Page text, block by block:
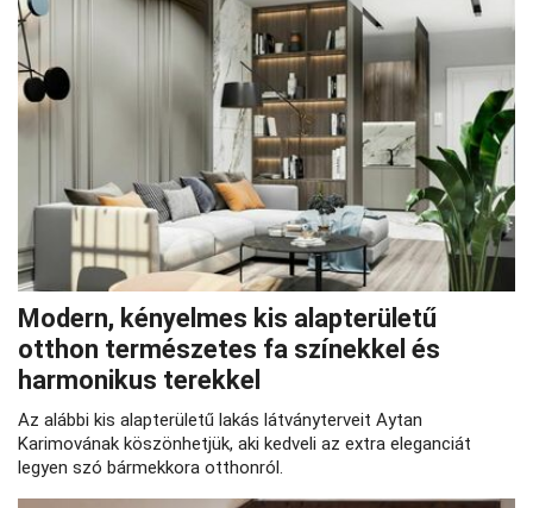
Modern, kényelmes kis alapterületű
otthon természetes fa színekkel és
harmonikus terekkel
Az alábbi kis alapterületű lakás látványterveit Aytan
Karimovának köszönhetjük, aki kedveli az extra eleganciát
legyen szó bármekkora otthonról.